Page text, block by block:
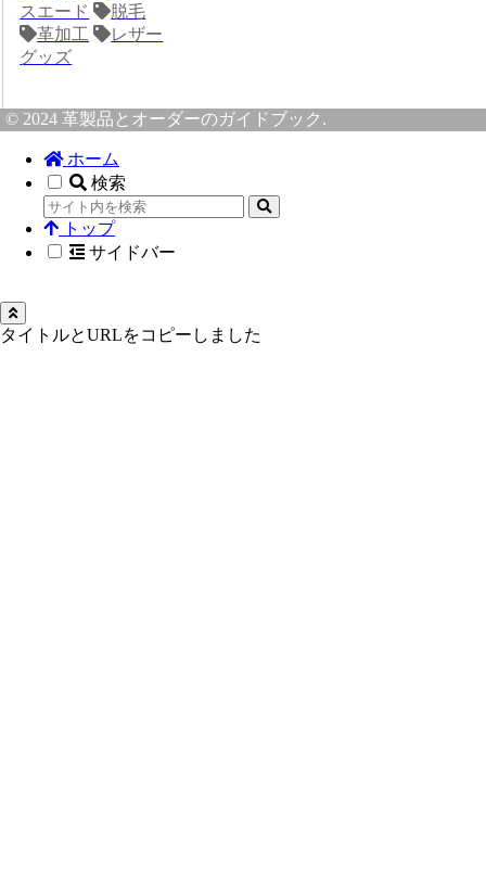
スエード
脱毛
革加工
レザー
グッズ
© 2024 革製品とオーダーのガイドブック.
ホーム
検索
トップ
サイドバー
タイトルとURLをコピーしました